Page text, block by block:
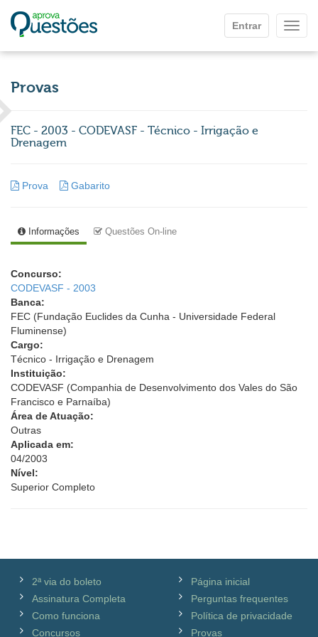
Entrar
Provas
FEC - 2003 - CODEVASF - Técnico - Irrigação e
Drenagem
Prova Gabarito
Informações Questões On-line
Concurso:
CODEVASF - 2003
Banca:
FEC (Fundação Euclides da Cunha - Universidade Federal
Fluminense)
Cargo:
Técnico - Irrigação e Drenagem
Instituição:
CODEVASF (Companhia de Desenvolvimento dos Vales do São
Francisco e Parnaíba)
Área de Atuação:
Outras
Aplicada em:
04/2003
Nível:
Superior Completo
2ª via do boleto
Assinatura Completa
Como funciona
Concursos
Página inicial
Perguntas frequentes
Política de privacidade
Provas